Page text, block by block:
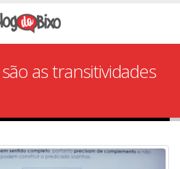
as transitividades